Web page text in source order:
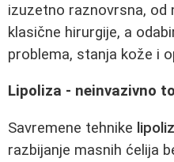
izuzetno raznovrsna, od
klasične hirurgije, a
problema, stanja kože i
Lipoliza - neinvazivno
Savremene tehnike
razbijanje masnih ćelija